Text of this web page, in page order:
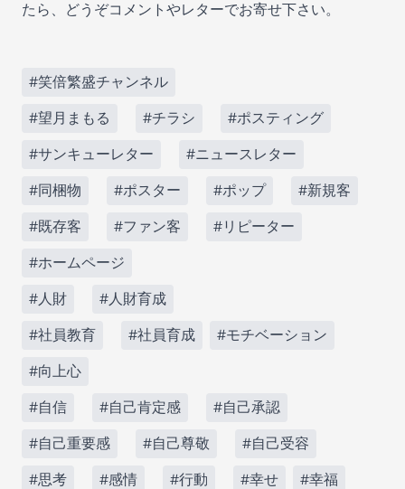
たら、どうぞコメントやレターでお寄せ下さい。
#笑倍繁盛チャンネル
#望月まもる #チラシ #ポスティング
#サンキューレター #ニュースレター
#同梱物 #ポスター #ポップ #新規客
#既存客 #ファン客 #リピーター
#ホームページ
#人財 #人財育成
#社員教育 #社員育成 #モチベーション
#向上心
#自信 #自己肯定感 #自己承認
#自己重要感 #自己尊敬 #自己受容
#思考 #感情 #行動 #幸せ #幸福